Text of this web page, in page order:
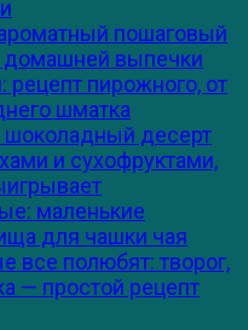
пошаговый
домашней выпечки
пирожного, от
шматка
шоколадный десерт
и сухофруктами,
маленькие
для чашки чая
все полюбят: творог,
— простой рецепт